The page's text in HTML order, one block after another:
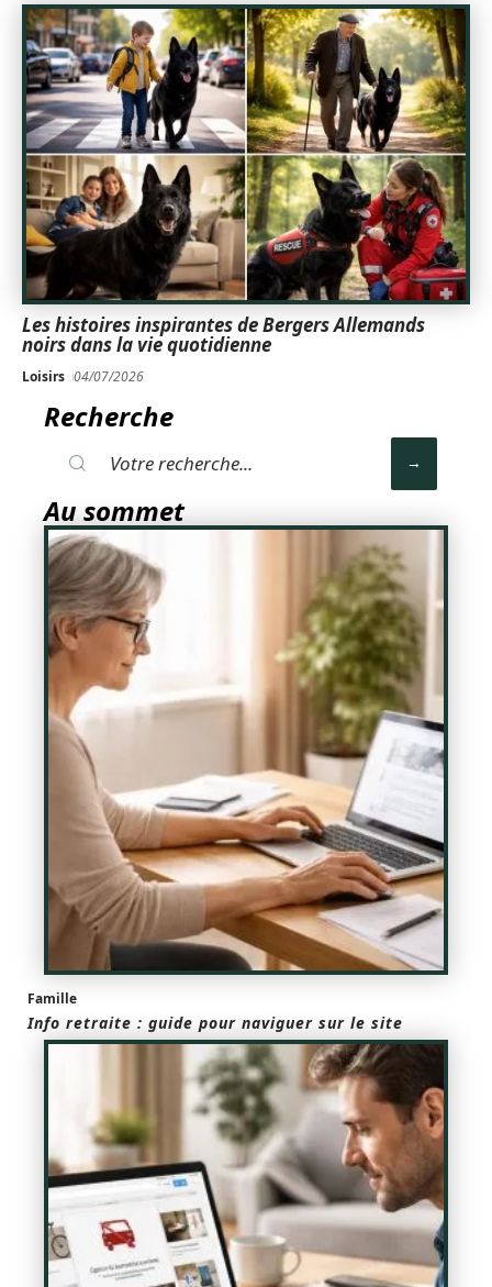
Les histoires inspirantes de Bergers Allemands
noirs dans la vie quotidienne
Loisirs 04/07/2026
Recherche
Au sommet
Famille
Info retraite : guide pour naviguer sur le site